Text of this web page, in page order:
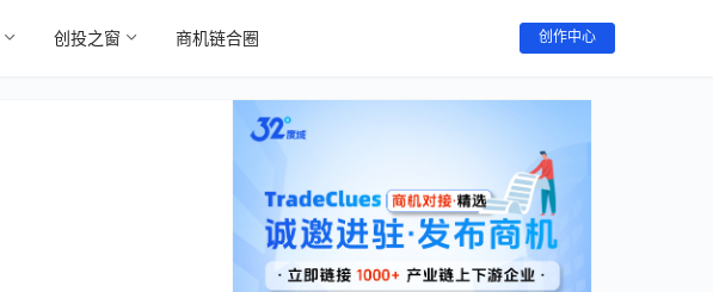
创投之窗 商机链合圈 创作中心